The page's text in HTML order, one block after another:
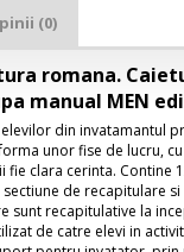
(0)
romana.
manual MEN
din invatamantul
unor fise de lucru,
fie clara cerinta. Contine
de recapitulare
sunt recapitulative la
de catre elevi in